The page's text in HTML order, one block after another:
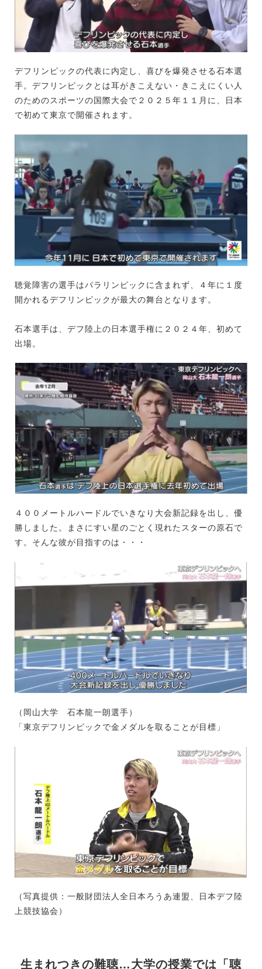
デフリンピックの代表に内定し、喜びを爆発させる石本選
手。デフリンピックとは耳がきこえない・きこえにくい人
のためのスポーツの国際大会で２０２５年１１月に、日本
で初めて東京で開催されます。
聴覚障害の選手はパラリンピックに含まれず、４年に１度
開かれるデフリンピックが最大の舞台となります。
石本選手は、デフ陸上の日本選手権に２０２４年、初めて
出場。
４００メートルハードルでいきなり大会新記録を出し、優
勝しました。まさにすい星のごとく現れたスターの原石で
す。そんな彼が目指すのは・・・
（岡山大学 石本龍一朗選手）
「東京デフリンピックで金メダルを取ることが目標」
（写真提供：一般財団法人全日本ろうあ連盟、日本デフ陸
上競技協会）
生まれつきの難聴…大学の授業では「聴